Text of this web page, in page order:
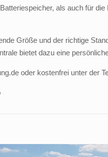
als auch für
Größe und der richtige
bietet dazu eine
oder kostenfrei unter der